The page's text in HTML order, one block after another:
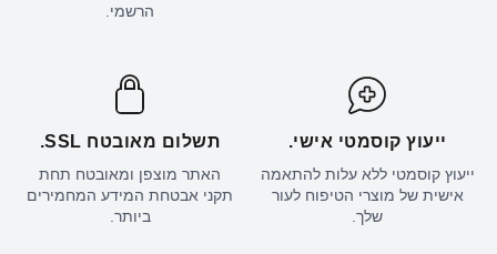
הרשמי.
ייעוץ קוסמטי אישי.
ייעוץ קוסמטי ללא עלות להתאמה
אישית של מוצרי הטיפוח לעור
שלך.
תשלום מאובטח SSL.
האתר מוצפן ומאובטח תחת
תקני אבטחת המידע המחמירים
ביותר.